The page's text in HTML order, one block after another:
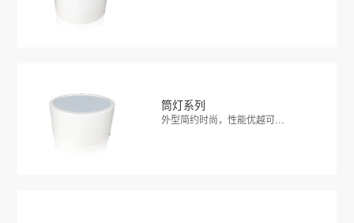
筒灯系列
外型简约时尚，性能优越可…